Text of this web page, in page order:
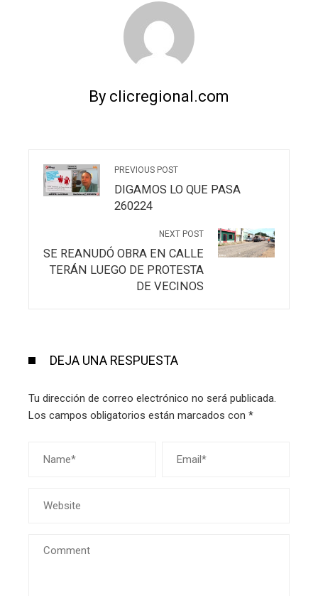
By clicregional.com
PREVIOUS POST
DIGAMOS LO QUE PASA
260224
NEXT POST
SE REANUDÓ OBRA EN CALLE
TERÁN LUEGO DE PROTESTA
DE VECINOS
DEJA UNA RESPUESTA
Tu dirección de correo electrónico no será publicada.
Los campos obligatorios están marcados con *